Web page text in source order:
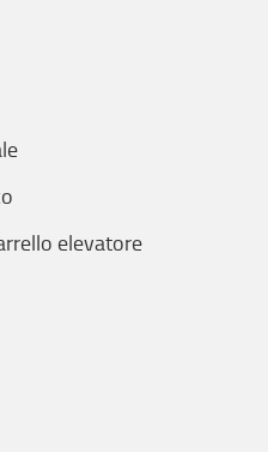
elevatore